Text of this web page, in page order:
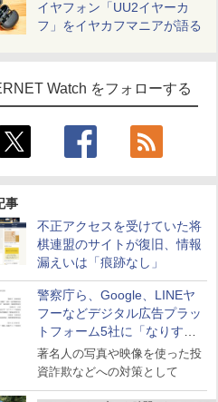
イヤフォン「UU2イヤーカ
フ」をイヤカフマニアが語る
Watch をフォローする
事
不正アクセスを受けていた将
棋連盟のサイトが復旧、情報
漏えいは「痕跡なし」
警察庁ら、Google、LINEヤ
フーなどデジタル広告プラッ
トフォーム5社に「なりすま
し詐欺広告」対策強化を要請
著名人の写真や映像を使った投
資詐欺などへの対策として